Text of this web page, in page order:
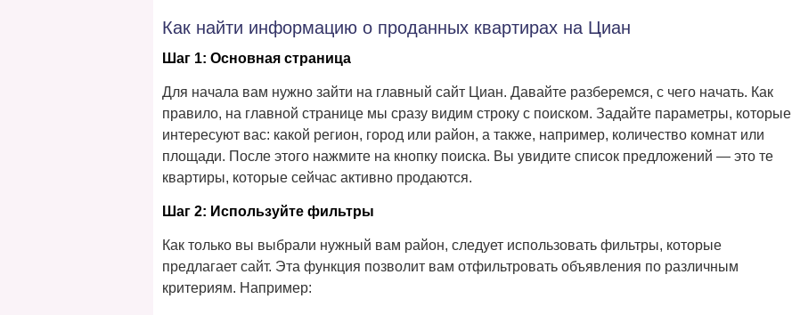
Как найти информацию о проданных квартирах на Циан
Шаг 1: Основная страница
Для начала вам нужно зайти на главный сайт Циан. Давайте разберемся, с чего начать. Как
правило, на главной странице мы сразу видим строку с поиском. Задайте параметры, которые
интересуют вас: какой регион, город или район, а также, например, количество комнат или
площади. После этого нажмите на кнопку поиска. Вы увидите список предложений — это те
квартиры, которые сейчас активно продаются.
Шаг 2: Используйте фильтры
Как только вы выбрали нужный вам район, следует использовать фильтры, которые
предлагает сайт. Эта функция позволит вам отфильтровать объявления по различным
критериям. Например: